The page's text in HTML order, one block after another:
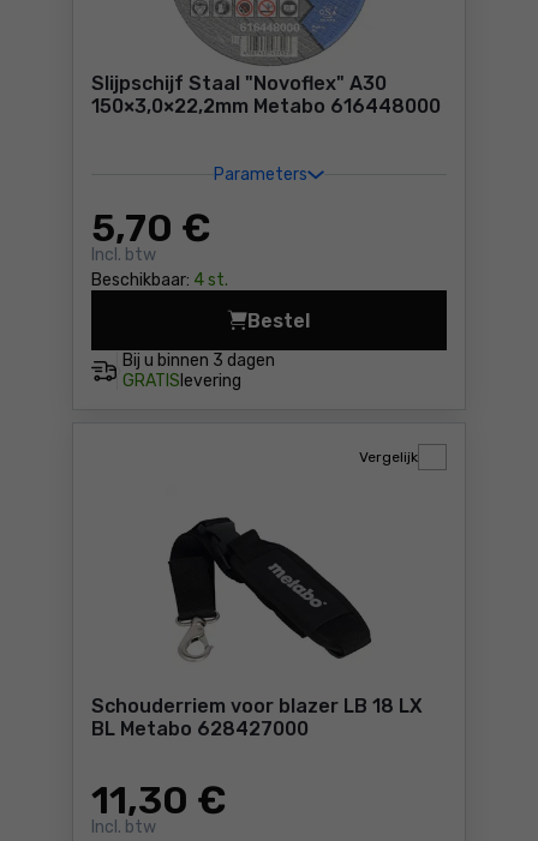
Slijpschijf Staal "Novoflex" A30
150×3,0×22,2mm Metabo 616448000
Parameters
5,70 €
Incl. btw
Beschikbaar: 4 st.
Bij u binnen 3 dagen
GRATIS levering
Bestel
Slijpschijf Staal "Novoflex"
Schouderriem voor blazer LB 18 LX
BL Metabo 628427000
11,30 €
Incl. btw
Vergelijk